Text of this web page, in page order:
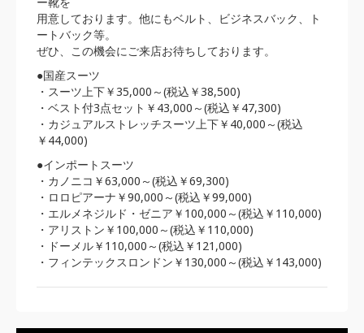
用意しております。他にもベルト、ビジネスバック、ト
ートバック等。
ぜひ、この機会にご来店お待ちしております。
●国産スーツ
・スーツ上下￥35,000～(税込￥38,500)
・ベスト付3点セット￥43,000～(税込￥47,300)
・カジュアルストレッチスーツ上下￥40,000～(税込
￥44,000)
●インポートスーツ
・カノニコ￥63,000～(税込￥69,300)
・ロロピアーナ￥90,000～(税込￥99,000)
・エルメネジルド・ゼニア￥100,000～(税込￥110,000)
・アリストン￥100,000～(税込￥110,000)
・ドーメル￥110,000～(税込￥121,000)
・フィンテックスロンドン￥130,000～(税込￥143,000)